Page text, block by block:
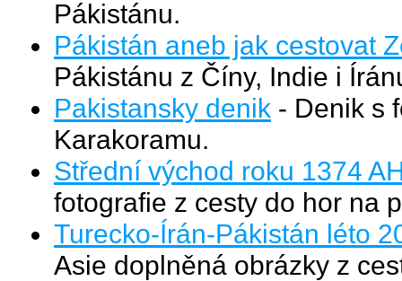
Pákistánu.
Pákistán aneb jak cestovat
Pákistánu z Číny, Indie i
Pakistansky denik - Denik s
Karakoramu.
Střední východ roku 1374
fotografie z cesty do hor na
Turecko-Írán-Pákistán léto
Asie doplněná obrázky z